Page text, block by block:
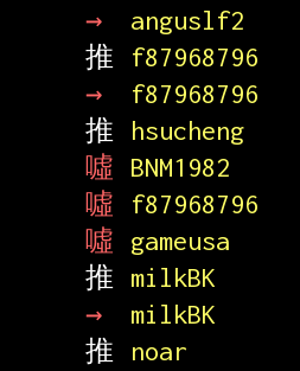
→
anguslf2
推
f87968796
→
f87968796
推
hsucheng
噓
BNM1982
噓
f87968796
噓
gameusa
推
milkBK
→
milkBK
推
noar